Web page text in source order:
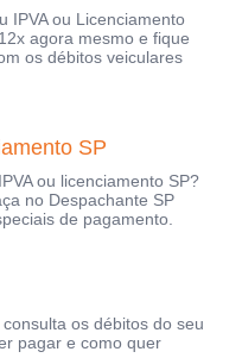
IPVA ou Licenciamento
agora mesmo e fique
os débitos veiculares
SP
ou licenciamento SP?
no Despachante SP
de pagamento.
os débitos do seu
pagar e como quer